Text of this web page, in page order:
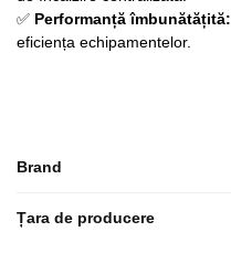
✅ Performanță îmbunătățită:
eficiența echipamentelor.
Brand
Țara de producere